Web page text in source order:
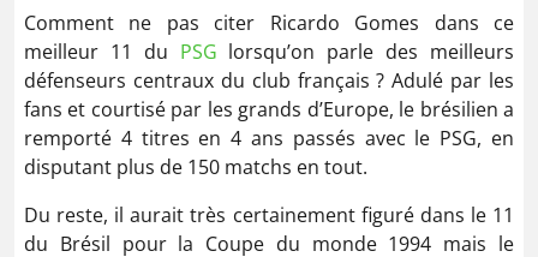
Comment ne pas citer Ricardo Gomes dans ce
meilleur 11 du PSG lorsqu’on parle des meilleurs
défenseurs centraux du club français ? Adulé par les
fans et courtisé par les grands d’Europe, le brésilien a
remporté 4 titres en 4 ans passés avec le PSG, en
disputant plus de 150 matchs en tout.
Du reste, il aurait très certainement figuré dans le 11
du Brésil pour la Coupe du monde 1994 mais le